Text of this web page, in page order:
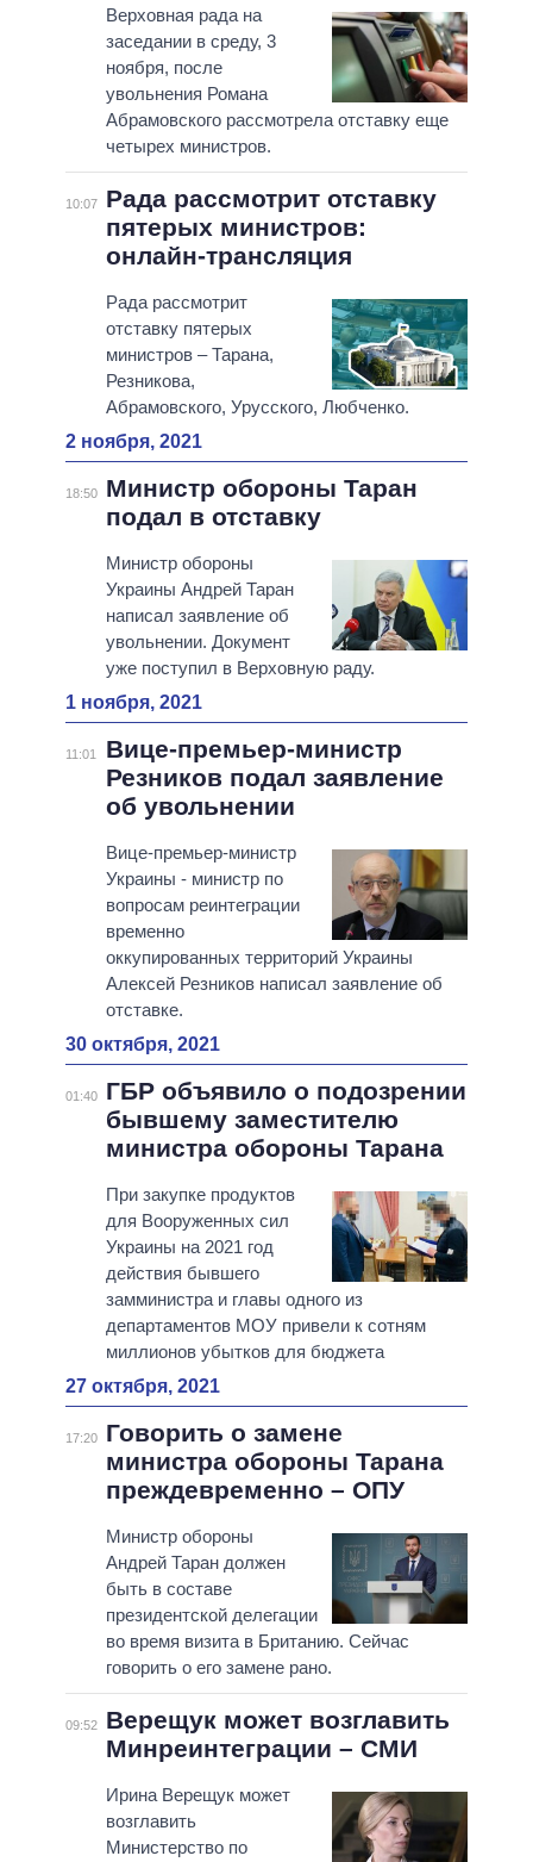
Верховная рада на
заседании в среду, 3
ноября, после
увольнения Романа
Абрамовского рассмотрела отставку еще
четырех министров.
10:07
Рада рассмотрит отставку
пятерых министров:
онлайн-трансляция
Рада рассмотрит
отставку пятерых
министров – Тарана,
Резникова,
Абрамовского, Урусского, Любченко.
2 ноября, 2021
18:50
Министр обороны Таран
подал в отставку
Министр обороны
Украины Андрей Таран
написал заявление об
увольнении. Документ
уже поступил в Верховную раду.
1 ноября, 2021
11:01
Вице-премьер-министр
Резников подал заявление
об увольнении
Вице-премьер-министр
Украины - министр по
вопросам реинтеграции
временно
оккупированных территорий Украины
Алексей Резников написал заявление об
отставке.
30 октября, 2021
01:40
ГБР объявило о подозрении
бывшему заместителю
министра обороны Тарана
При закупке продуктов
для Вооруженных сил
Украины на 2021 год
действия бывшего
замминистра и главы одного из
департаментов МОУ привели к сотням
миллионов убытков для бюджета
27 октября, 2021
17:20
Говорить о замене
министра обороны Тарана
преждевременно – ОПУ
Министр обороны
Андрей Таран должен
быть в составе
президентской делегации
во время визита в Британию. Сейчас
говорить о его замене рано.
09:52
Верещук может возглавить
Минреинтеграции – СМИ
Ирина Верещук может
возглавить
Министерство по